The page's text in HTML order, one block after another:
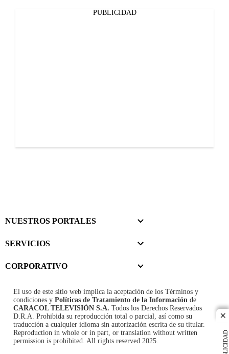
PUBLICIDAD
NUESTROS PORTALES
SERVICIOS
CORPORATIVO
El uso de este sitio web implica la aceptación de los Términos y
condiciones y Políticas de Tratamiento de la Información de
CARACOL TELEVISIÓN S.A. Todos los Derechos Reservados
D.R.A. Prohibida su reproducción total o parcial, así como su
traducción a cualquier idioma sin autorización escrita de su titular.
Reproduction in whole or in part, or translation without written
permission is prohibited. All rights reserved 2025.